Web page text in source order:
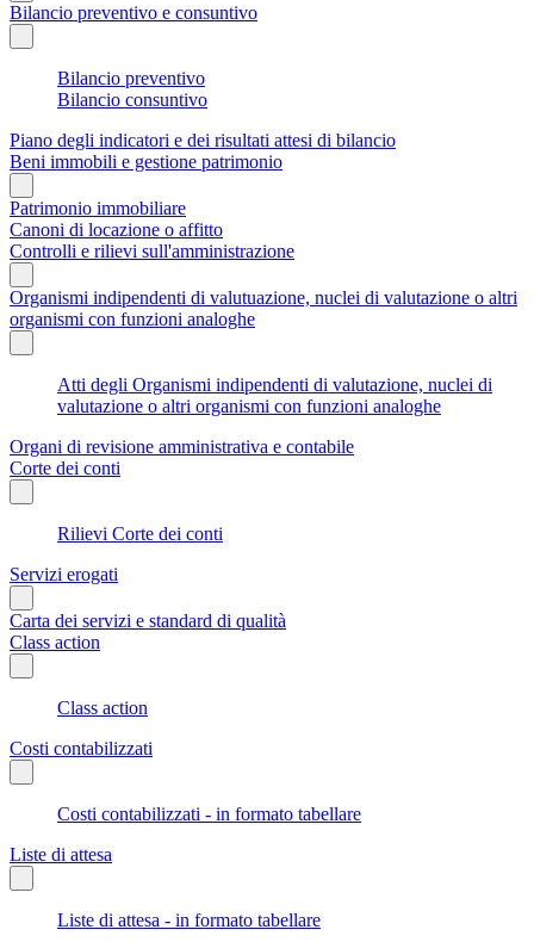
Bilancio preventivo e consuntivo
Bilancio preventivo
Bilancio consuntivo
Piano degli indicatori e dei risultati attesi di bilancio
Beni immobili e gestione patrimonio
Patrimonio immobiliare
Canoni di locazione o affitto
Controlli e rilievi sull'amministrazione
Organismi indipendenti di valutuazione, nuclei di valutazione o altri
organismi con funzioni analoghe
Atti degli Organismi indipendenti di valutazione, nuclei di
valutazione o altri organismi con funzioni analoghe
Organi di revisione amministrativa e contabile
Corte dei conti
Rilievi Corte dei conti
Servizi erogati
Carta dei servizi e standard di qualità
Class action
Class action
Costi contabilizzati
Costi contabilizzati - in formato tabellare
Liste di attesa
Liste di attesa - in formato tabellare